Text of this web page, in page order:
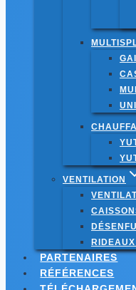
VENTILATION
PARTENAIRES
RÉFÉRENCES